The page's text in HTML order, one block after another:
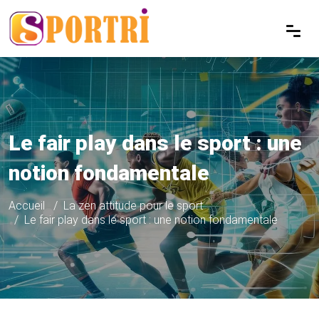
Le fair play dans le sport : une
notion fondamentale
Accueil
La zen attitude pour le sport
Le fair play dans le sport : une notion fondamentale